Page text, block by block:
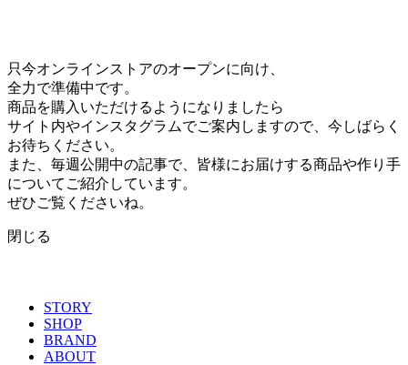
只今オンラインストアのオープンに向け、
全力で準備中です。
商品を購入いただけるようになりましたら
サイト内やインスタグラムでご案内しますので、今しばらく
お待ちください。
また、毎週公開中の記事で、皆様にお届けする商品や作り手
についてご紹介しています。
ぜひご覧くださいね。
閉じる
STORY
SHOP
BRAND
ABOUT